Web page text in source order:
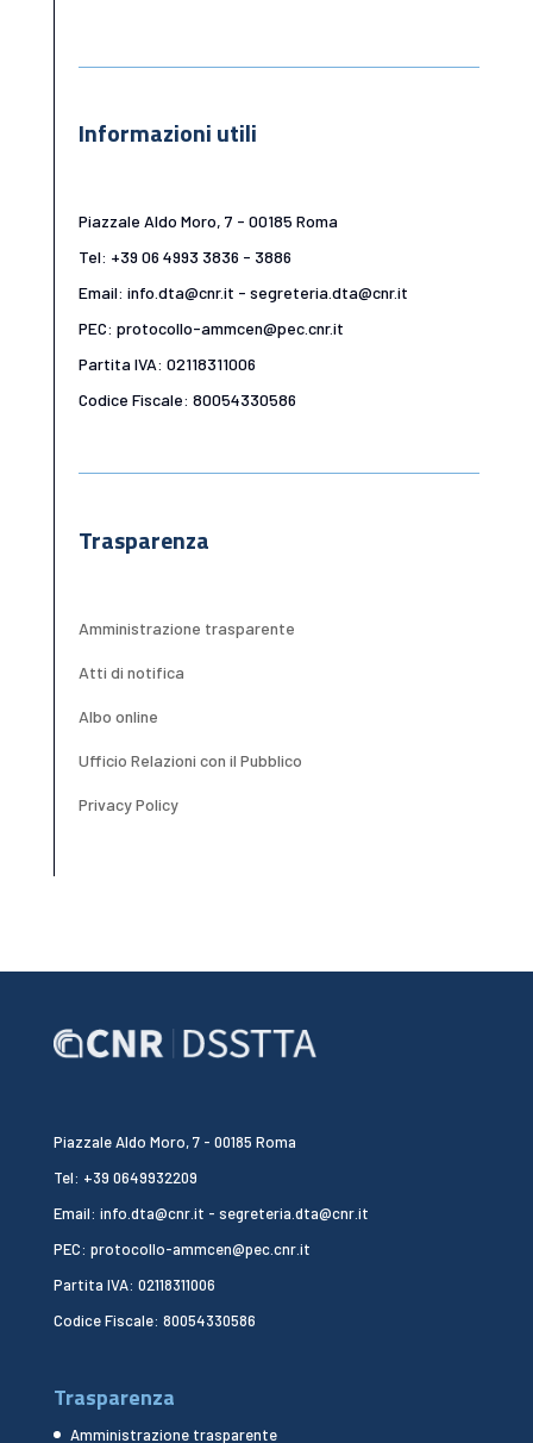
Informazioni utili
Piazzale Aldo Moro, 7 - 00185 Roma
Tel: +39 06 4993 3836 - 3886
Email: info.dta@cnr.it - segreteria.dta@cnr.it
PEC: protocollo-ammcen@pec.cnr.it
Partita IVA: 02118311006
Codice Fiscale: 80054330586
Trasparenza
Amministrazione trasparente
Atti di notifica
Albo online
Ufficio Relazioni con il Pubblico
Privacy Policy
Piazzale Aldo Moro, 7 - 00185 Roma
Tel: +39 0649932209
Email: info.dta@cnr.it - segreteria.dta@cnr.it
PEC: protocollo-ammcen@pec.cnr.it
Partita IVA: 02118311006
Codice Fiscale: 80054330586
Trasparenza
Amministrazione trasparente